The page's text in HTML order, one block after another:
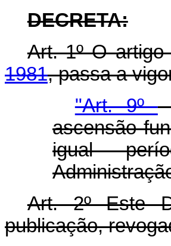
DECRETA:
Art. 1º O
1981, passa a
"Art. 9º-
ascensão
igual
Art. 2º Este
publicação,